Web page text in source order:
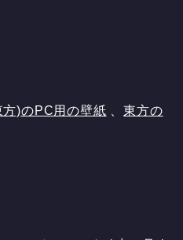
)のPC用の壁紙 、東方の